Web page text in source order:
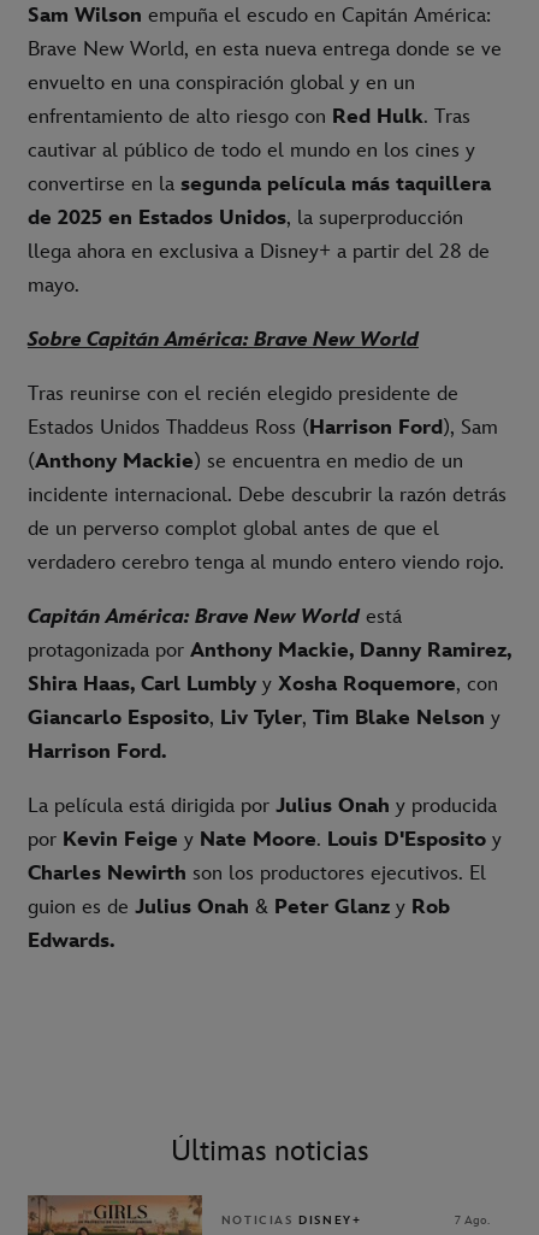
Sam Wilson empuña el escudo en Capitán América:
Brave New World, en esta nueva entrega donde se ve
envuelto en una conspiración global y en un
enfrentamiento de alto riesgo con Red Hulk. Tras
cautivar al público de todo el mundo en los cines y
convertirse en la segunda película más taquillera
de 2025 en Estados Unidos, la superproducción
llega ahora en exclusiva a Disney+ a partir del 28 de
mayo.
Sobre Capitán América: Brave New World
Tras reunirse con el recién elegido presidente de
Estados Unidos Thaddeus Ross (Harrison Ford), Sam
(Anthony Mackie) se encuentra en medio de un
incidente internacional. Debe descubrir la razón detrás
de un perverso complot global antes de que el
verdadero cerebro tenga al mundo entero viendo rojo.
Capitán América: Brave New Worldestá
protagonizada por Anthony Mackie, Danny Ramirez,
Shira Haas, Carl Lumbly y Xosha Roquemore, con
Giancarlo Esposito, Liv Tyler, Tim Blake Nelson y
Harrison Ford.
La película está dirigida por Julius Onah y producida
por Kevin Feige y Nate Moore. Louis D'Esposito y
Charles Newirth son los productores ejecutivos. El
guion es de Julius Onah & Peter Glanz y Rob
Edwards.
Últimas noticias
NOTICIAS DISNEY+ 7 Ago.